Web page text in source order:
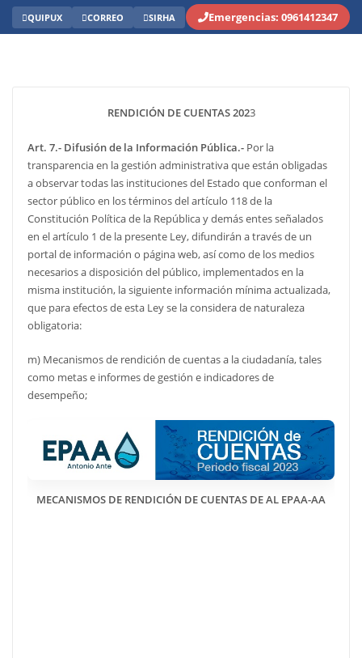
QUIPUX CORREO SIRHA Emergencias: 0961412347
RENDICIÓN DE CUENTAS 2023
Art. 7.- Difusión de la Información Pública.-Por la
transparencia en la gestión administrativa que están obligadas
a observar todas las instituciones del Estado que conforman el
sector público en los términos del artículo 118 de la
Constitución Política de la República y demás entes señalados
en el artículo 1 de la presente Ley, difundirán a través de un
portal de información o página web, así como de los medios
necesarios a disposición del público, implementados en la
misma institución, la siguiente información mínima actualizada,
que para efectos de esta Ley se la considera de naturaleza
obligatoria:
m) Mecanismos de rendición de cuentas a la ciudadanía, tales
como metas e informes de gestión e indicadores de
desempeño;
MECANISMOS DE RENDICIÓN DE CUENTAS DE AL EPAA-AA